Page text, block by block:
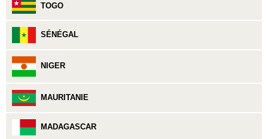
TOGO
SÉNÉGAL
NIGER
MAURITANIE
MADAGASCAR